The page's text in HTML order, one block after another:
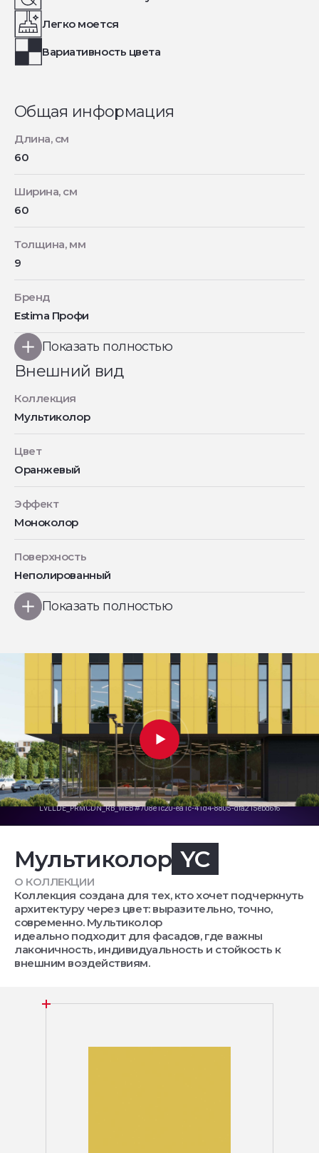
Легко моется
Вариативность цвета
Общая информация
Длина, см
60
Ширина, см
60
Толщина, мм
9
Бренд
Estima Профи
Показать полностью
Внешний вид
Коллекция
Мультиколор
Цвет
Оранжевый
Эффект
Моноколор
Поверхность
Неполированный
Показать полностью
Мультиколор YC
О КОЛЛЕКЦИИ
Коллекция создана для тех, кто хочет подчеркнуть
архитектуру через цвет: выразительно, точно,
современно. Мультиколор
идеально подходит для фасадов, где важны
лаконичность, индивидуальность и стойкость к
внешним воздействиям.